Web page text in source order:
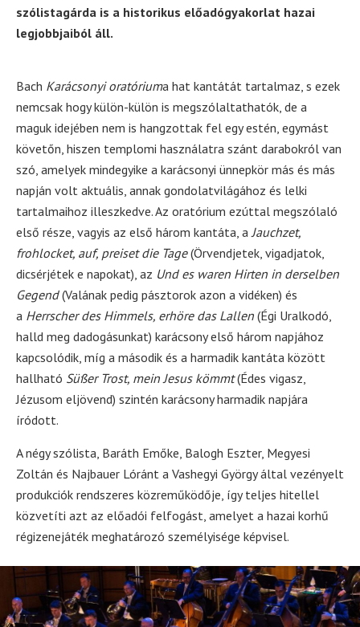
szólistagárda is a historikus előadógyakorlat hazai
legjobbjaiból áll.
Bach Karácsonyi oratóriuma hat kantátát tartalmaz, s ezek
nemcsak hogy külön-külön is megszólaltathatók, de a
maguk idejében nem is hangzottak fel egy estén, egymást
követőn, hiszen templomi használatra szánt darabokról van
szó, amelyek mindegyike a karácsonyi ünnepkör más és más
napján volt aktuális, annak gondolatvilágához és lelki
tartalmaihoz illeszkedve. Az oratórium ezúttal megszólaló
első része, vagyis az első három kantáta, aJauchzet,
frohlocket, auf, preiset die Tage(Örvendjetek, vigadjatok,
dicsérjétek e napokat), az Und es waren Hirten in derselben
Gegend(Valának pedig pásztorok azon a vidéken) és
a Herrscher des Himmels, erhöre das Lallen (Égi Uralkodó,
halld meg dadogásunkat) karácsony első három napjához
kapcsolódik, míg a második és a harmadik kantáta között
hallható Süßer Trost, mein Jesus kömmt(Édes vigasz,
Jézusom eljövend) szintén karácsony harmadik napjára
íródott.
A négy szólista, Baráth Emőke, Balogh Eszter, Megyesi
Zoltán és Najbauer Lóránt a Vashegyi György által vezényelt
produkciók rendszeres közreműködője, így teljes hitellel
közvetíti azt az előadói felfogást, amelyet a hazai korhű
régizenejáték meghatározó személyisége képvisel.